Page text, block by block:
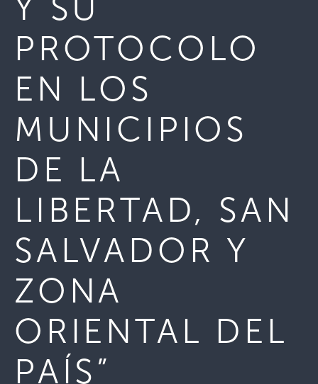
Y SU
PROTOCOLO
EN LOS
MUNICIPIOS
DE LA
LIBERTAD, SAN
SALVADOR Y
ZONA
ORIENTAL DEL
PAÍS”